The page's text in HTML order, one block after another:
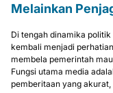
Melainkan
Di tengah dinamika
kembali menjadi
membela pemerintah
Fungsi utama media
pemberitaan yang